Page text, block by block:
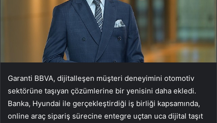
Garanti BBVA, dijitalleşen müşteri deneyimini otomotiv
sektörüne taşıyan çözümlerine bir yenisini daha ekledi.
Banka, Hyundai ile gerçekleştirdiği iş birliği kapsamında,
online araç sipariş sürecine entegre uçtan uca dijital taşıt